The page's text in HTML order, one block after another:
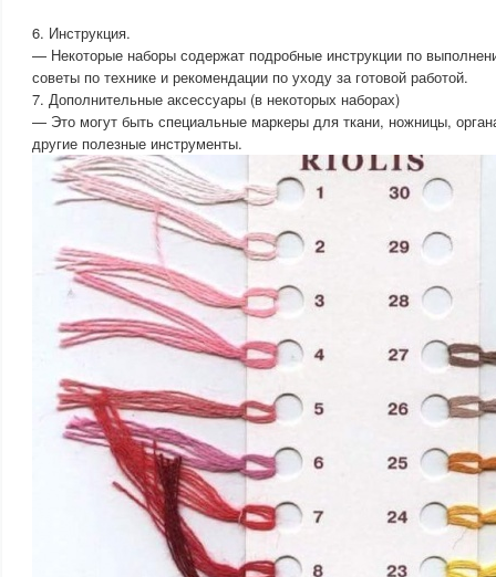
6. Инструкция.
— Некоторые наборы содержат подробные инструкции по
советы по технике и рекомендации по уходу за готовой работой.
7. Дополнительные аксессуары (в некоторых наборах)
— Это могут быть специальные маркеры для ткани, ножницы,
другие полезные инструменты.